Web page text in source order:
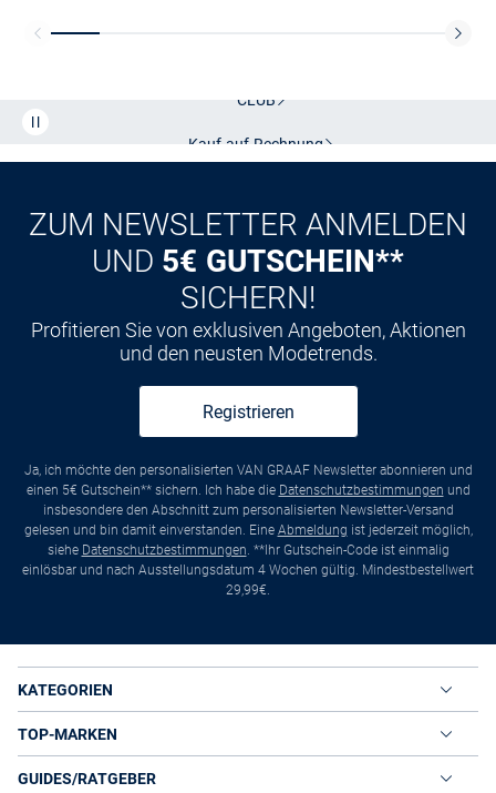
CLUB
ZUM NEWSLETTER ANMELDEN
UND 5€ GUTSCHEIN**
SICHERN!
Profitieren Sie von exklusiven Angeboten, Aktionen
und den neusten Modetrends.
Registrieren
Ja, ich möchte den personalisierten VAN GRAAF Newsletter abonnieren und
einen 5€ Gutschein** sichern. Ich habe die Datenschutzbestimmungen und
insbesondere den Abschnitt zum personalisierten Newsletter-Versand
gelesen und bin damit einverstanden. Eine Abmeldung ist jederzeit möglich,
siehe Datenschutzbestimmungen. **Ihr Gutschein-Code ist einmalig
einlösbar und nach Ausstellungsdatum 4 Wochen gültig. Mindestbestellwert
29,99€.
KATEGORIEN
TOP-MARKEN
GUIDES/RATGEBER